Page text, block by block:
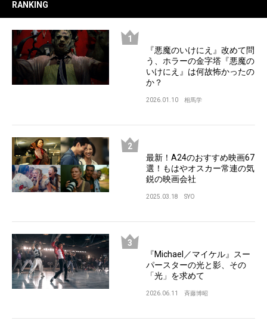
RANKING
『悪魔のいけにえ』改めて問
う、ホラーの金字塔『悪魔の
いけにえ』は何故怖かったの
か？
2026.01.10 相馬学
最新！A24のおすすめ映画67
選！もはやオスカー常連の気
鋭の映画会社
2025.03.18 SYO
『Michael／マイケル』スー
パースターの光と影、その
「光」を求めて
2026.06.11 斉藤博昭